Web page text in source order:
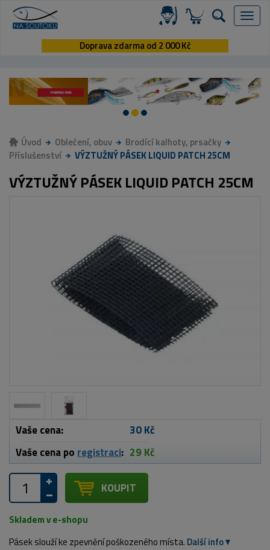
Menu
Doprava zdarma od 2 000 Kč
Úvod Oblečení, obuv
Brodící kalhoty, prsačky
Příslušenství
VÝZTUŽNÝ PÁSEK LIQUID PATCH 25CM
VÝZTUŽNÝ PÁSEK LIQUID PATCH 25CM
Vaše cena:
30 Kč
Vaše cena po registraci: 29 Kč
KOUPIT
Skladem v e-shopu
Pásek slouží ke zpevnění poškozeného místa.​​​​​​​ Další info